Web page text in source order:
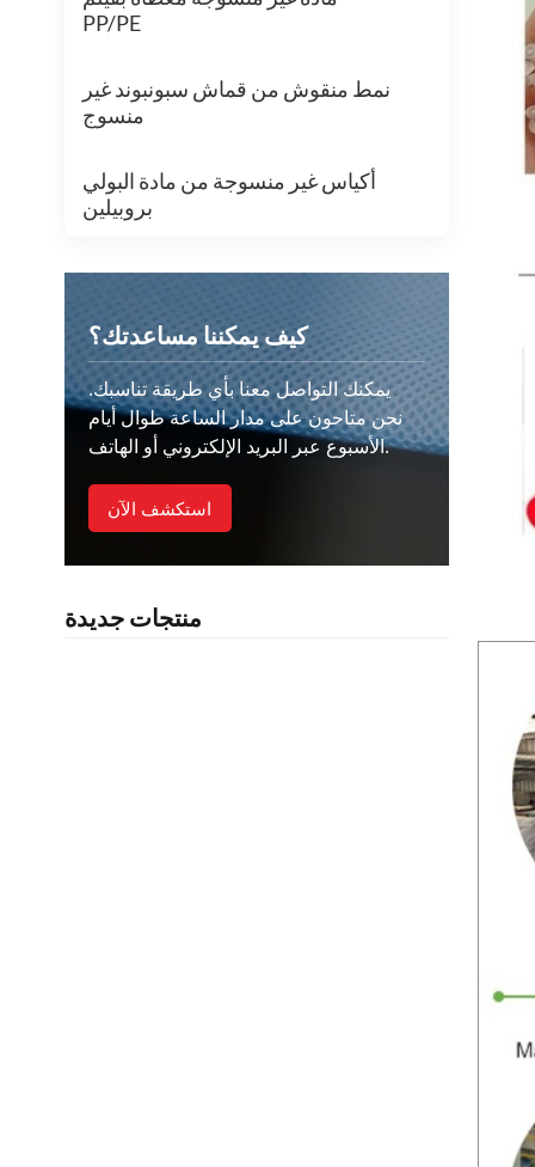
PP/PE
نمط منقوش من قماش سبونبوند غير
منسوج
أكياس غير منسوجة من مادة البولي
بروبيلين
كيف يمكننا مساعدتك؟
يمكنك التواصل معنا بأي طريقة تناسبك.
نحن متاحون على مدار الساعة طوال أيام
الأسبوع عبر البريد الإلكتروني أو الهاتف.
استكشف الآن
منتجات جديدة